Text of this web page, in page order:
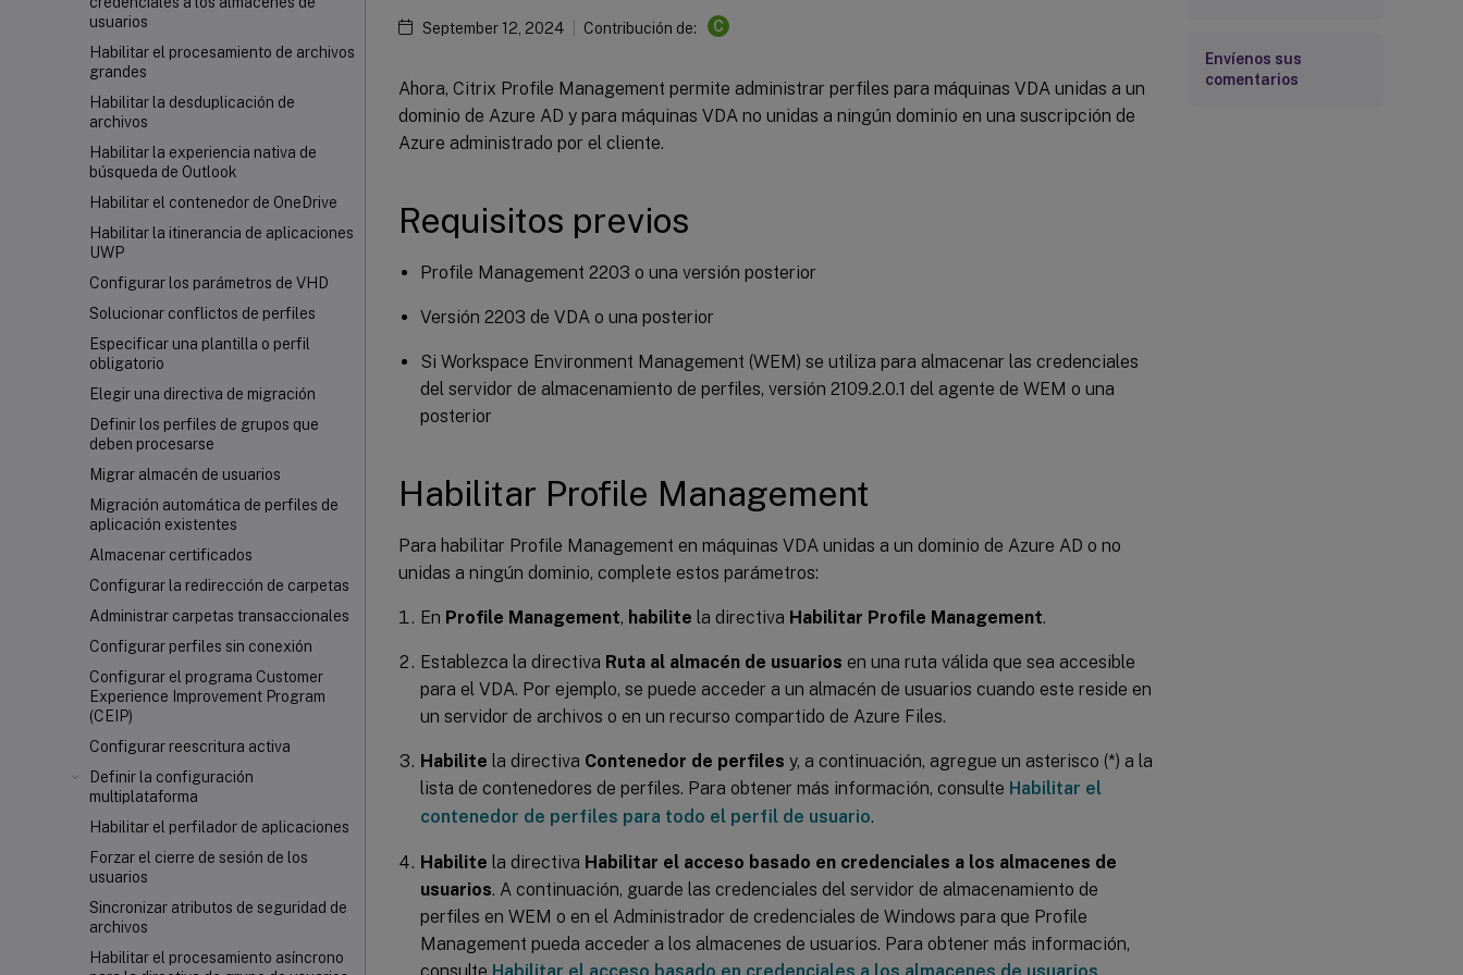
usuarios
Habilitar el procesamiento de archivos
grandes
Habilitar la desduplicación de
archivos
Habilitar la experiencia nativa de
búsqueda de Outlook
Habilitar el contenedor de OneDrive
Habilitar la itinerancia de aplicaciones
UWP
Configurar los parámetros de VHD
Solucionar conflictos de perfiles
Especificar una plantilla o perfil
obligatorio
Elegir una directiva de migración
Definir los perfiles de grupos que
deben procesarse
Migrar almacén de usuarios
Migración automática de perfiles de
aplicación existentes
Almacenar certificados
Configurar la redirección de carpetas
Administrar carpetas transaccionales
Configurar perfiles sin conexión
Configurar el programa Customer
Experience Improvement Program
(CEIP)
Configurar reescritura activa
Definir la configuración
multiplataforma
Habilitar el perfilador de aplicaciones
Forzar el cierre de sesión de los
usuarios
Sincronizar atributos de seguridad de
archivos
Habilitar el procesamiento asíncrono
September 12, 2024 Contribución de: C
Ahora, Citrix Profile Management permite administrar perfiles para máquinas VDA unidas a un
dominio de Azure AD y para máquinas VDA no unidas a ningún dominio en una suscripción de
Azure administrado por el cliente.
Requisitos previos
Profile Management 2203 o una versión posterior
Versión 2203 de VDA o una posterior
Si Workspace Environment Management (WEM) se utiliza para almacenar las credenciales
del servidor de almacenamiento de perfiles, versión 2109.2.0.1 del agente de WEM o una
posterior
Habilitar Profile Management
Para habilitar Profile Management en máquinas VDA unidas a un dominio de Azure AD o no
unidas a ningún dominio, complete estos parámetros:
En Profile Management, habilite la directiva Habilitar Profile Management.
Establezca la directiva Ruta al almacén de usuarios en una ruta válida que sea accesible
para el VDA. Por ejemplo, se puede acceder a un almacén de usuarios cuando este reside en
un servidor de archivos o en un recurso compartido de Azure Files.
Habilite la directiva Contenedor de perfiles y, a continuación, agregue un asterisco (*) a la
lista de contenedores de perfiles. Para obtener más información, consulte Habilitar el
contenedor de perfiles para todo el perfil de usuario.
Habilite la directiva Habilitar el acceso basado en credenciales a los almacenes de
usuarios. A continuación, guarde las credenciales del servidor de almacenamiento de
perfiles en WEM o en el Administrador de credenciales de Windows para que Profile
Management pueda acceder a los almacenes de usuarios. Para obtener más información,
consulte Habilitar el acceso basado en credenciales a los almacenes de usuarios
Envíenos sus
comentarios